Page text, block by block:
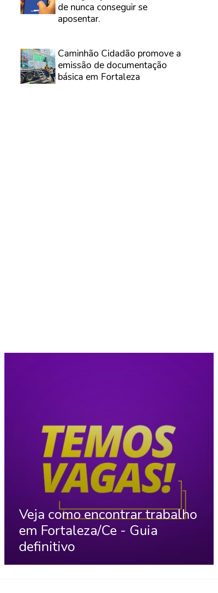
de nunca conseguir se
aposentar.
Caminhão Cidadão promove a
emissão de documentação
básica em Fortaleza
Veja como encontrar trabalho
em Fortaleza/Ce - Guia
definitivo